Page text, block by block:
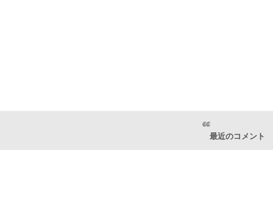
最近のコメント